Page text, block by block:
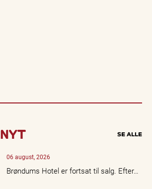
NYT SE ALLE
06 august, 2026
Brøndums Hotel er fortsat til salg. Efter…